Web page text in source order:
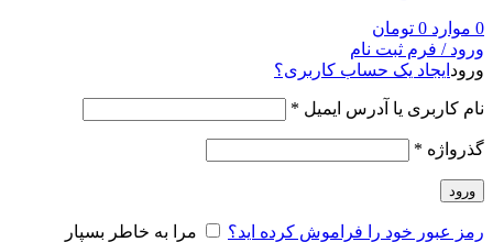
0 موارد 0 تومان
ورود / فرم ثبت نام
ورود ایجاد یک حساب کاربری؟
نام کاربری یا آدرس ایمیل *
گذرواژه *
ورود
رمز عبور خود را فراموش کرده اید؟ مرا به خاطر بسپار